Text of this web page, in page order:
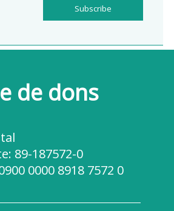
Subscribe
de dons
89-187572-0
0000 8918 7572 0